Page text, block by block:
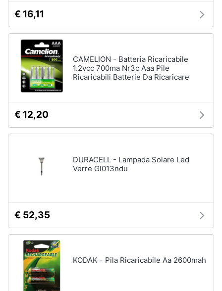
€ 16,11
CAMELION - Batteria Ricaricabile
1.2vcc 700ma Nr3c Aaa Pile
Ricaricabili Batterie Da Ricaricare
€ 12,20
DURACELL - Lampada Solare Led
Verre Gl013ndu
€ 52,35
KODAK - Pila Ricaricabile Aa 2600mah